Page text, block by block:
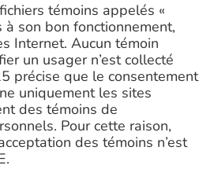
témoins appelés «
à son bon fonctionnement,
Internet. Aucun témoin
un usager n’est collecté
précise que le consentement
uniquement les sites
des témoins de
Pour cette raison,
des témoins n’est